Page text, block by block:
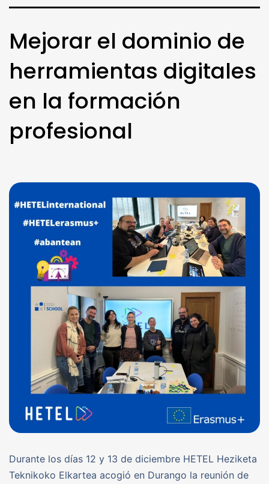
Mejorar el dominio de
herramientas digitales
en la formación
profesional
Durante los días 12 y 13 de diciembre HETEL Heziketa
Teknikoko Elkartea acogió en Durango la reunión de